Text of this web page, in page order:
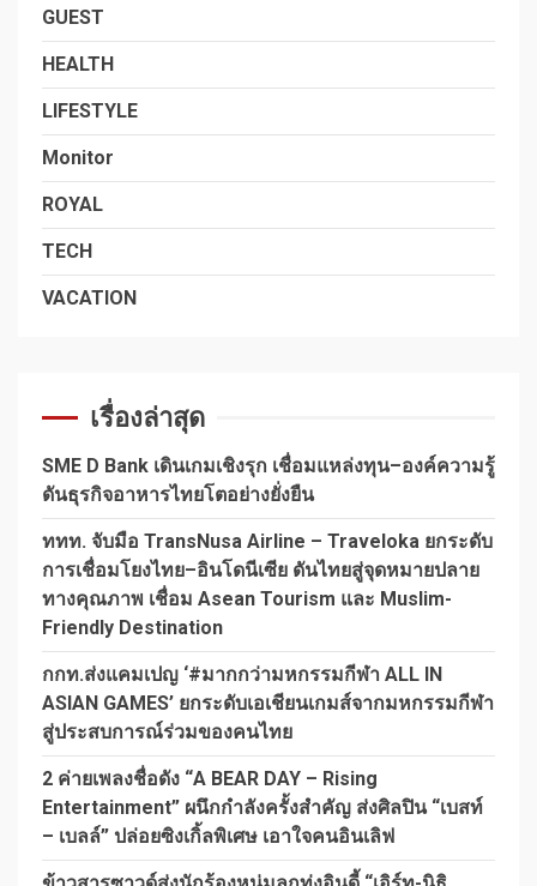
GUEST
HEALTH
LIFESTYLE
Monitor
ROYAL
TECH
VACATION
เรื่องล่าสุด
SME D Bank เดินเกมเชิงรุก เชื่อมแหล่งทุน–องค์ความรู้
ดันธุรกิจอาหารไทยโตอย่างยั่งยืน
ททท. จับมือ TransNusa Airline – Traveloka ยกระดับ
การเชื่อมโยงไทย–อินโดนีเซีย ดันไทยสู่จุดหมายปลาย
ทางคุณภาพ เชื่อม Asean Tourism และ Muslim-
Friendly Destination
กกท.ส่งแคมเปญ ‘#มากกว่ามหกรรมกีฬา ALL IN
ASIAN GAMES’ ยกระดับเอเชียนเกมส์จากมหกรรมกีฬา
สู่ประสบการณ์ร่วมของคนไทย
2 ค่ายเพลงชื่อดัง “A BEAR DAY – Rising
Entertainment” ผนึกกำลังครั้งสำคัญ ส่งศิลปิน “เบสท์
– เบลล์” ปล่อยซิงเกิ้ลพิเศษ เอาใจคนอินเลิฟ